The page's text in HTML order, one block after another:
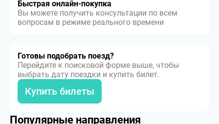
Быстрая онлайн-покупка
Вы можете получить консультации по всем
вопросам в режиме реального времени
Готовы подобрать поезд?
Перейдите к поисковой форме выше, чтобы
выбрать дату поездки и купить билет.
Купить билеты
Популярные направления